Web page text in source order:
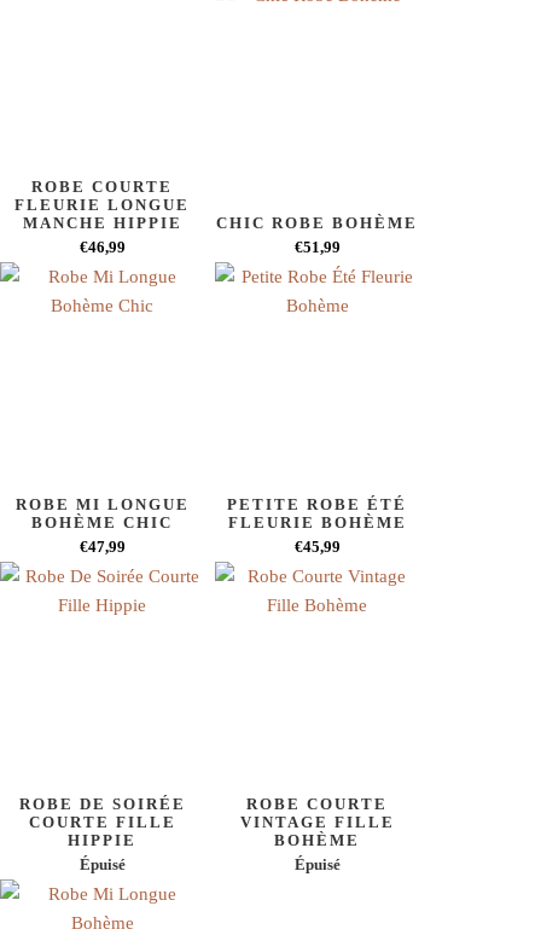
ROBE COURTE
FLEURIE LONGUE
MANCHE HIPPIE
€46,99
CHIC ROBE BOHÈME
€51,99
ROBE MI LONGUE
BOHÈME CHIC
€47,99
PETITE ROBE ÉTÉ
FLEURIE BOHÈME
€45,99
ROBE DE SOIRÉE
COURTE FILLE
HIPPIE
Épuisé
ROBE COURTE
VINTAGE FILLE
BOHÈME
Épuisé